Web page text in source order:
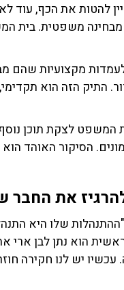
להטות את הכף, עוד
משפטית. בית
מקצועיות שהם
התיק הזה הוא
לצקת תוכן
הסיקור האוהד הוא
את החבר
שלו היא
הוא נתן לבן ארי
יש לנו חקירה